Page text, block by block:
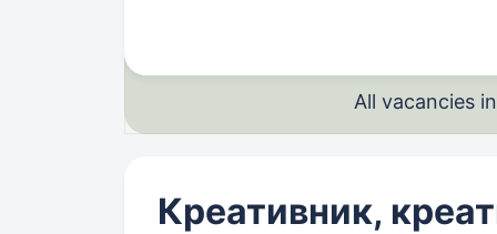
All vacancies
Креативник,